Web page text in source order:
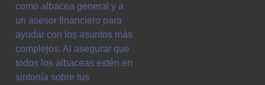
como albacea general y a
un asesor financiero para
ayudar con los asuntos más
complejos. Al asegurar que
todos los albaceas estén en
sintonía sobre tus